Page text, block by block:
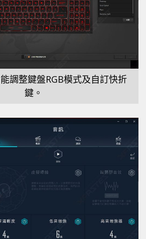
調整鍵盤RGB模式及自訂快折
鍵。